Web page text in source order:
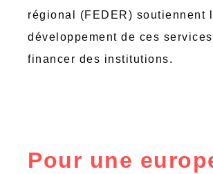
régional (FEDER) soutiennent
développement de ces
financer des institutions.
Pour une